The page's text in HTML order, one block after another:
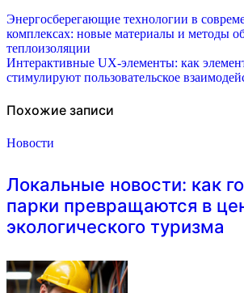
Навигация
по
записям
Энергосберегающие технологии в
комплексах: новые материалы и методы
теплоизоляции
Интерактивные UX-элементы: как
стимулируют пользовательское
Похожие записи
Новости
Локальные новости: как
парки превращаются в
экологического туризма